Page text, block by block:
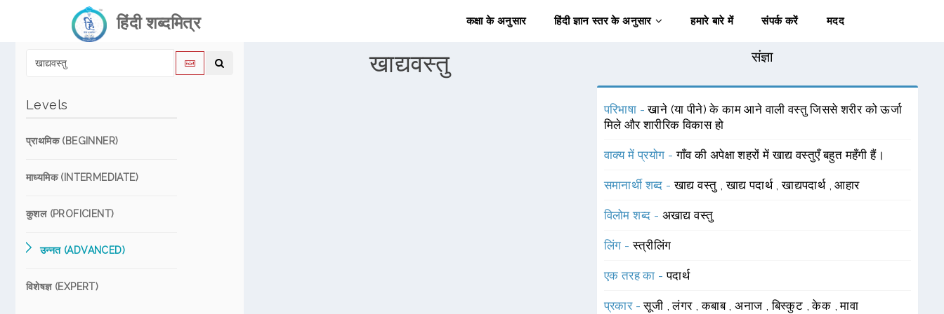
हिंदी शब्दमित्र कक्षा के अनुसार हिंदी ज्ञान स्तर के अनुसार हमारे बारे में संपर्क करें मदद
Levels
प्राथमिक (BEGINNER)
माध्यमिक (INTERMEDIATE)
कुशल (PROFICIENT)
उन्नत (ADVANCED)
विशेषज्ञ (EXPERT)
खाद्यवस्तु संज्ञा
परिभाषा -खाने (या पीने) के काम आने वाली वस्तु जिससे शरीर को ऊर्जा
मिले और शारीरिक विकास हो
वाक्य में प्रयोग -गाँव की अपेक्षा शहरों में खाद्य वस्तुएँ बहुत महँगी हैं।
समानार्थी शब्द -खाद्य वस्तु ,खाद्य पदार्थ ,खाद्यपदार्थ ,आहार
विलोम शब्द - अखाद्य वस्तु
लिंग -स्त्रीलिंग
एक तरह का -पदार्थ
प्रकार -सूजी ,लंगर ,कबाब ,अनाज ,बिस्कुट ,केक ,मावा